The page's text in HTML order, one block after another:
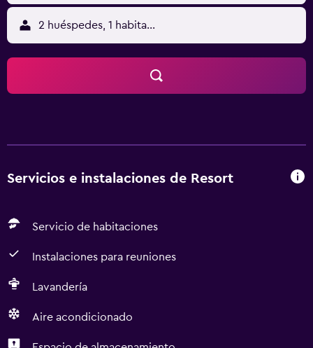
2 huéspedes, 1 habitación
Servicios e instalaciones de Resort
Servicio de habitaciones
Instalaciones para reuniones
Lavandería
Aire acondicionado